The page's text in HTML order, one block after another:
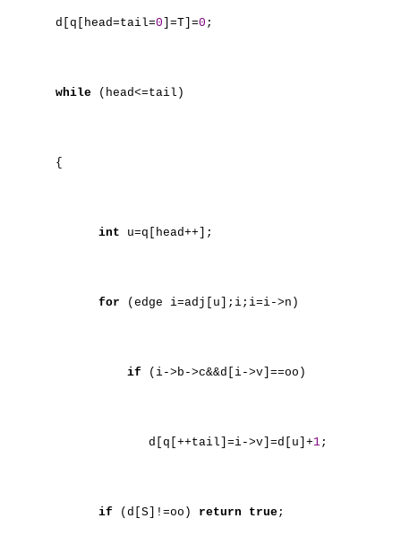
d[q[head=tail=0 ]=T]=0 ;
while (head<=tail)
{
int u=q[head++];
for (edge i=adj[u];i;i=i->n)
if (i->b->c&&d[i->v]==oo)
d[q[++tail]=i->v]=d[u]+1;
if (d[S]!=oo) return true;